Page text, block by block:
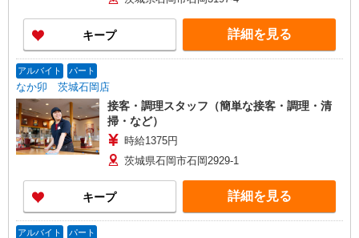
キープ 詳細を見る
アルバイト パート
なか卯 茨城石岡店
接客・調理スタッフ（簡単な接客・調理・清
掃・など）
時給1375円
茨城県石岡市石岡2929-1
キープ 詳細を見る
アルバイト パート